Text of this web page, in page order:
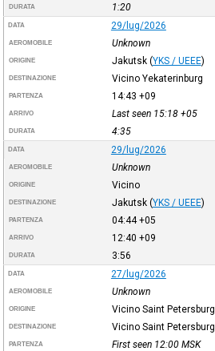
DURATA 1:20
DATA 29/lug/2026
AEROMOBILE Unknown
ORIGINE Jakutsk (YKS / UEEE)
DESTINAZIONE Vicino Yekaterinburg
PARTENZA 14:43 +09
ARRIVO Last seen 15:18 +05
DURATA 4:35
DATA 29/lug/2026
AEROMOBILE Unknown
ORIGINE Vicino
DESTINAZIONE Jakutsk (YKS / UEEE)
PARTENZA 04:44+05
ARRIVO 12:40 +09
DURATA 3:56
DATA 27/lug/2026
AEROMOBILE Unknown
ORIGINE Vicino Saint Petersburg
DESTINAZIONE Vicino Saint Petersburg
PARTENZA First seen 12:00 MSK